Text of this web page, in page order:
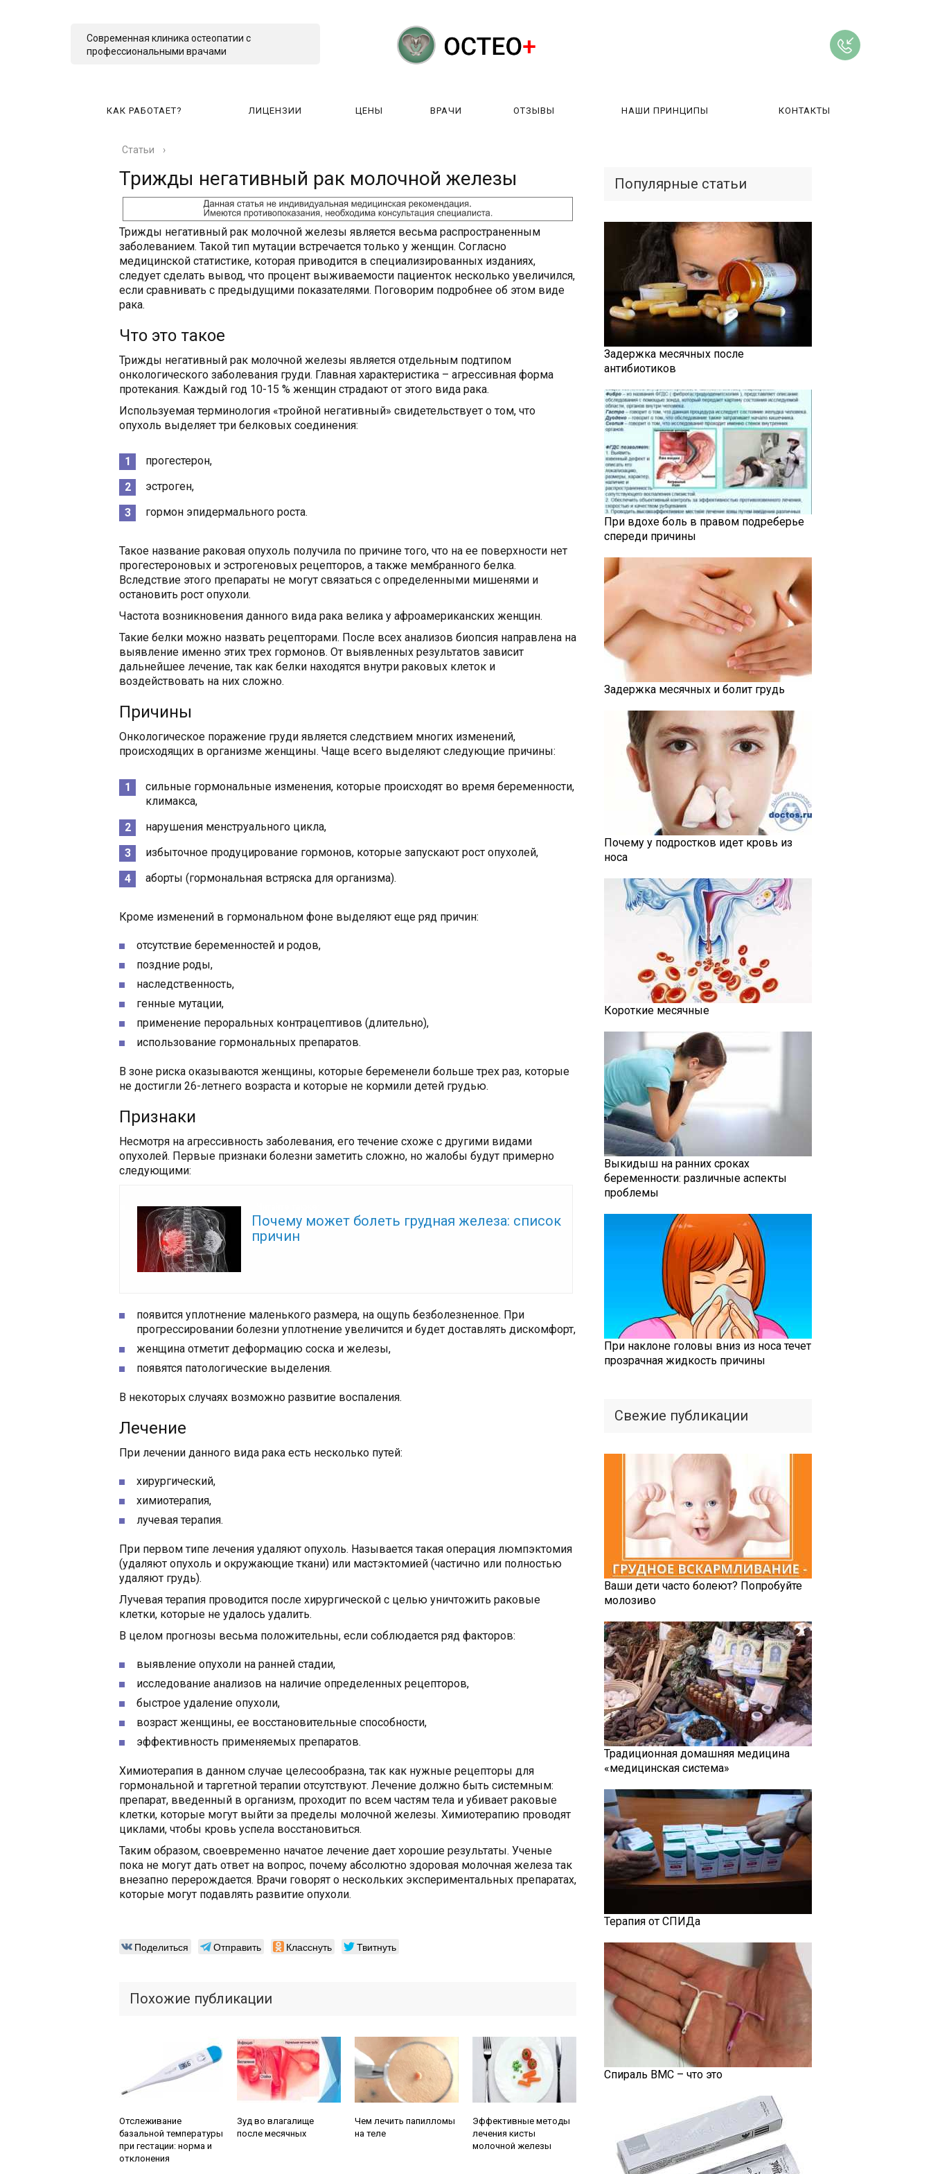
Современная клиника остеопатии с
профессиональными врачами
КАК РАБОТАЕТ? ЛИЦЕНЗИИ ЦЕНЫ ВРАЧИ ОТЗЫВЫ НАШИ ПРИНЦИПЫ КОНТАКТЫ
КАК РАБОТАЕТ? ЛИЦЕНЗИИ
Статьи ›
Трижды негативный рак молочной железы
Трижды негативный рак молочной железы является весьма распространенным
заболеванием. Такой тип мутации встречается только у женщин. Согласно
медицинской статистике, которая приводится в специализированных изданиях,
следует сделать вывод, что процент выживаемости пациенток несколько увеличился,
если сравнивать с предыдущими показателями. Поговорим подробнее об этом виде
рака.
Что это такое
Трижды негативный рак молочной железы является отдельным подтипом
онкологического заболевания груди. Главная характеристика – агрессивная форма
протекания. Каждый год 10-15 % женщин страдают от этого вида рака.
Используемая терминология «тройной негативный» свидетельствует о том, что
опухоль выделяет три белковых соединения:
прогестерон,
эстроген,
гормон эпидермального роста.
Такое название раковая опухоль получила по причине того, что на ее поверхности нет
прогестероновых и эстрогеновых рецепторов, а также мембранного белка.
Вследствие этого препараты не могут связаться с определенными мишенями и
остановить рост опухоли.
Частота возникновения данного вида рака велика у афроамериканских женщин.
Такие белки можно назвать рецепторами. После всех анализов биопсия направлена на
выявление именно этих трех гормонов. От выявленных результатов зависит
дальнейшее лечение, так как белки находятся внутри раковых клеток и
воздействовать на них сложно.
Причины
Онкологическое поражение груди является следствием многих изменений,
происходящих в организме женщины. Чаще всего выделяют следующие причины:
сильные гормональные изменения, которые происходят во время беременности,
климакса,
нарушения менструального цикла,
избыточное продуцирование гормонов, которые запускают рост опухолей,
аборты (гормональная встряска для организма).
Кроме изменений в гормональном фоне выделяют еще ряд причин:
отсутствие беременностей и родов,
поздние роды,
наследственность,
генные мутации,
применение пероральных контрацептивов (длительно),
использование гормональных препаратов.
В зоне риска оказываются женщины, которые беременели больше трех раз, которые
не достигли 26-летнего возраста и которые не кормили детей грудью.
Признаки
Несмотря на агрессивность заболевания, его течение схоже с другими видами
опухолей. Первые признаки болезни заметить сложно, но жалобы будут примерно
следующими:
Почему может болеть грудная железа: список
причин
появится уплотнение маленького размера, на ощупь безболезненное. При
прогрессировании болезни уплотнение увеличится и будет доставлять дискомфорт,
женщина отметит деформацию соска и железы,
появятся патологические выделения.
В некоторых случаях возможно развитие воспаления.
Лечение
При лечении данного вида рака есть несколько путей:
хирургический,
химиотерапия,
лучевая терапия.
При первом типе лечения удаляют опухоль. Называется такая операция люмпэктомия
(удаляют опухоль и окружающие ткани) или мастэктомией (частично или полностью
удаляют грудь).
Лучевая терапия проводится после хирургической с целью уничтожить раковые
клетки, которые не удалось удалить.
В целом прогнозы весьма положительны, если соблюдается ряд факторов:
выявление опухоли на ранней стадии,
исследование анализов на наличие определенных рецепторов,
быстрое удаление опухоли,
возраст женщины, ее восстановительные способности,
эффективность применяемых препаратов.
Химиотерапия в данном случае целесообразна, так как нужные рецепторы для
гормональной и таргетной терапии отсутствуют. Лечение должно быть системным:
препарат, введенный в организм, проходит по всем частям тела и убивает раковые
клетки, которые могут выйти за пределы молочной железы. Химиотерапию проводят
циклами, чтобы кровь успела восстановиться.
Таким образом, своевременно начатое лечение дает хорошие результаты. Ученые
пока не могут дать ответ на вопрос, почему абсолютно здоровая молочная железа так
внезапно перерождается. Врачи говорят о нескольких экспериментальных препаратах,
которые могут подавлять развитие опухоли.
Поделиться Отправить Класснуть Твитнуть
Похожие публикации
Отслеживание
базальной температуры
при гестации: норма и
отклонения
Зуд во влагалище
после месячных
Чем лечить папилломы
на теле
Эффективные методы
лечения кисты
молочной железы
Популярные статьи
Задержка месячных после
антибиотиков
При вдохе боль в правом подреберье
спереди причины
Задержка месячных и болит грудь
Почему у подростков идет кровь из
носа
Короткие месячные
Выкидыш на ранних сроках
беременности: различные аспекты
проблемы
При наклоне головы вниз из носа течет
прозрачная жидкость причины
Свежие публикации
Ваши дети часто болеют? Попробуйте
молозиво
Традиционная домашняя медицина
«медицинская система»
Терапия от СПИДа
Спираль ВМС – что это